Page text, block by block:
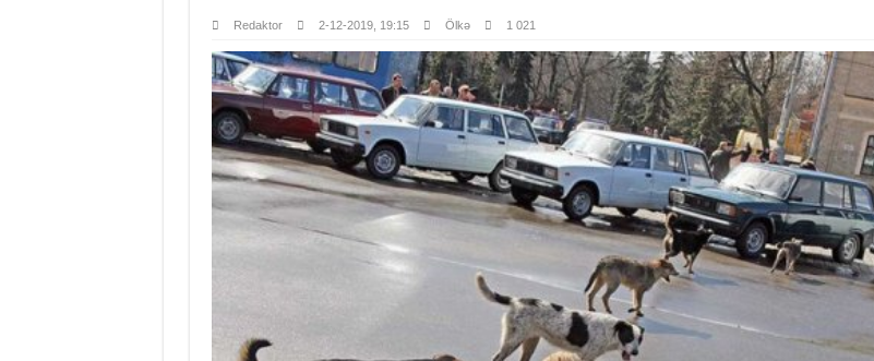
Redaktor 2-12-2019, 19:15 Ölkə 1 021